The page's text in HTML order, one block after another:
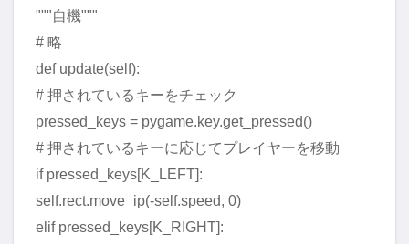
"""自機"""
# 略
def update(self):
# 押されているキーをチェック
pressed_keys = pygame.key.get_pressed()
# 押されているキーに応じてプレイヤーを移動
if pressed_keys[K_LEFT]:
self.rect.move_ip(-self.speed, 0)
elif pressed_keys[K_RIGHT]: